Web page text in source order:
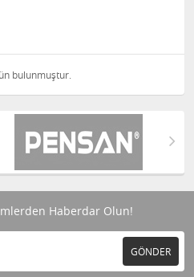
bulunmuştur.
Haberdar Olun!
GÖNDER